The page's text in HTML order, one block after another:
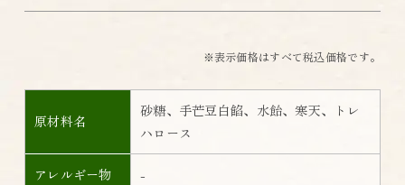
※表示価格はすべて税込価格です。
原材料名
砂糖、手芒豆白餡、水飴、寒天、トレ
ハロース
アレルギー物
-